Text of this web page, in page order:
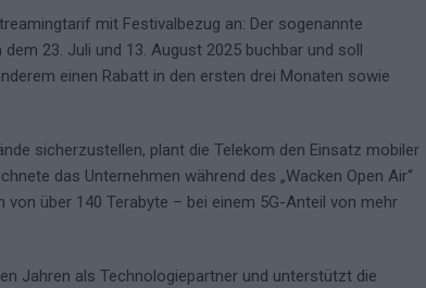
mit Festivalbezug an: Der sogenannte
23. Juli und 13. August 2025 buchbar und soll
einen Rabatt in den ersten drei Monaten sowie
sicherzustellen, plant die Telekom den Einsatz mobiler
das Unternehmen während des „Wacken Open Air“
von über 140 Terabyte – bei einem 5G-Anteil von mehr
Jahren als Technologiepartner und unterstützt die